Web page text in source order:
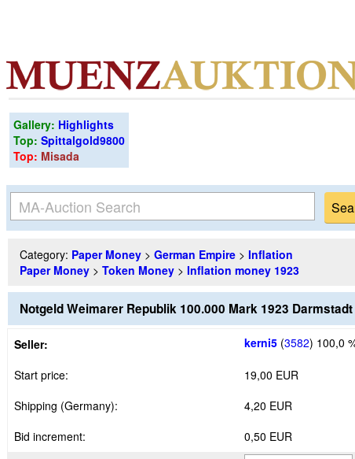
Gallery: Highlights
Top: Spittalgold9800
Top: Misada
Category: Paper Money > German Empire > Inflation
Paper Money > Token Money > Inflation money 1923
Notgeld Weimarer Republik 100.000 Mark 1923
Seller: kerni5 (3582) 100,0
Start price:
19,00 EUR
Shipping (Germany):
4,20 EUR
Bid increment:
0,50 EUR